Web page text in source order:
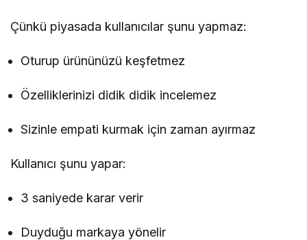
Çünkü piyasada kullanıcılar şunu yapmaz:
Oturup ürününüzü keşfetmez
Özelliklerinizi didik didik incelemez
Sizinle empati kurmak için zaman ayırmaz
Kullanıcı şunu yapar:
3 saniyede karar verir
Duyduğu markaya yönelir